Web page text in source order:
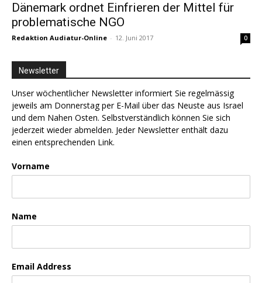
Dänemark ordnet Einfrieren der Mittel für
problematische NGO
Redaktion Audiatur-Online - 12. Juni 2017 0
Newsletter
Unser wöchentlicher Newsletter informiert Sie regelmässig
jeweils am Donnerstag per E-Mail über das Neuste aus Israel
und dem Nahen Osten. Selbstverständlich können Sie sich
jederzeit wieder abmelden. Jeder Newsletter enthält dazu
einen entsprechenden Link.
Vorname
Name
Email Address